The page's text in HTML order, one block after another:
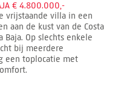
€ 4.800.000,-
vrijstaande villa in een
aan de kust van de Costa
Baja. Op slechts enkele
bij meerdere
een toplocatie met